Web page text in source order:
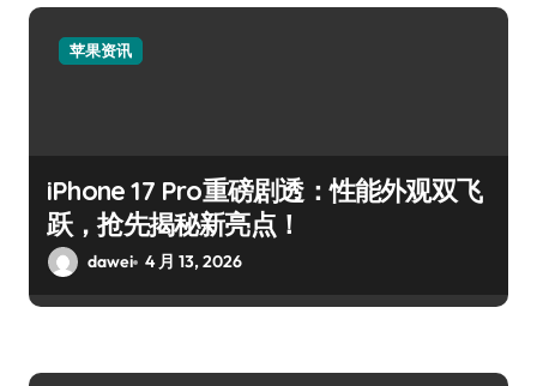
苹果资讯
iPhone 17 Pro重磅剧透：性能外观双飞
跃，抢先揭秘新亮点！
dawei 4 月 13, 2026